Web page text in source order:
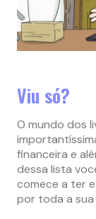
Viu só?
O mundo dos
financeira e
dessa lista
comece a ter
por toda a sua